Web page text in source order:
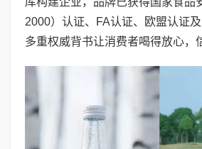
2000）认证、FA认证、欧盟认证及
多重权威背书让消费者喝得放心，